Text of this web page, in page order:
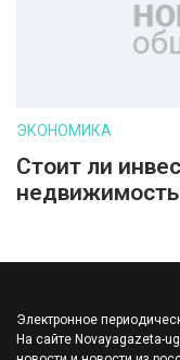
ЭКОНОМИКА
Стоит ли
недвижимость
Электронное
На сайте Novayagazeta-